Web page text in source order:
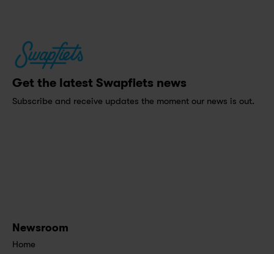
Get the latest Swapfiets news
Subscribe and receive updates the moment our news is out.
Newsroom
Home